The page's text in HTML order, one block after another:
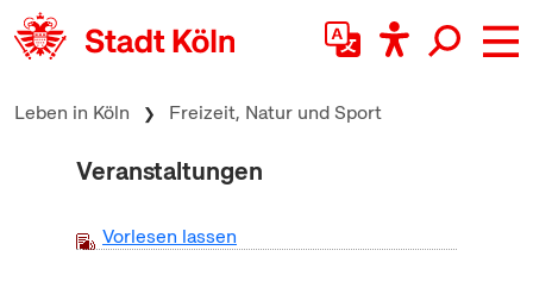
zum Inhalt springen
Leben in Köln Freizeit, Natur und Sport
Veranstaltungen
Vorlesen lassen